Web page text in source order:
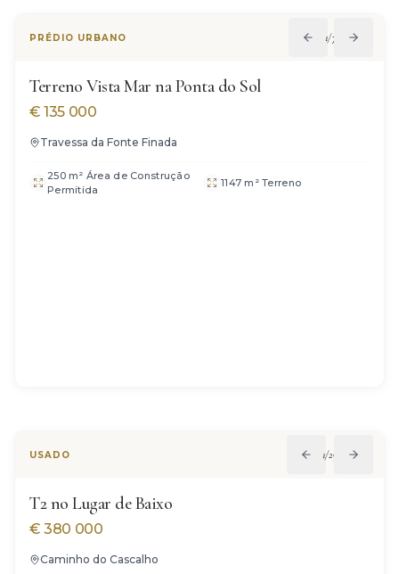
PRÉDIO URBANO 1/7
Terreno Vista Mar na Ponta do Sol
€135 000
Travessa da Fonte Finada
250 m² Área de Construção
Permitida
1147 m² Terreno
VENDIDO
USADO 1/29
T2 no Lugar de Baixo
€380 000
Caminho do Cascalho